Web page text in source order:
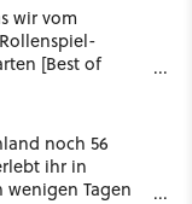
wir vom
[Best of
noch 56
ihr in
wenigen Tagen